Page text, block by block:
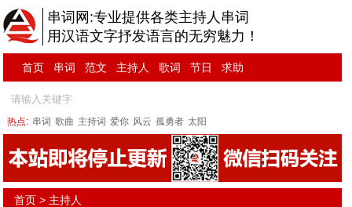
串词网:专业提供各类主持人串词
用汉语文字抒发语言的无穷魅力！
首页 串词 范文 主持人 歌词 节日 求助
热点: 串词 歌曲 主持词 爱你 风云 孤勇者 太阳
首页 > 主持人